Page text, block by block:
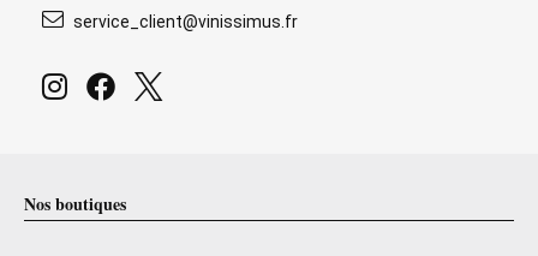
service_client@vinissimus.fr
Nos boutiques